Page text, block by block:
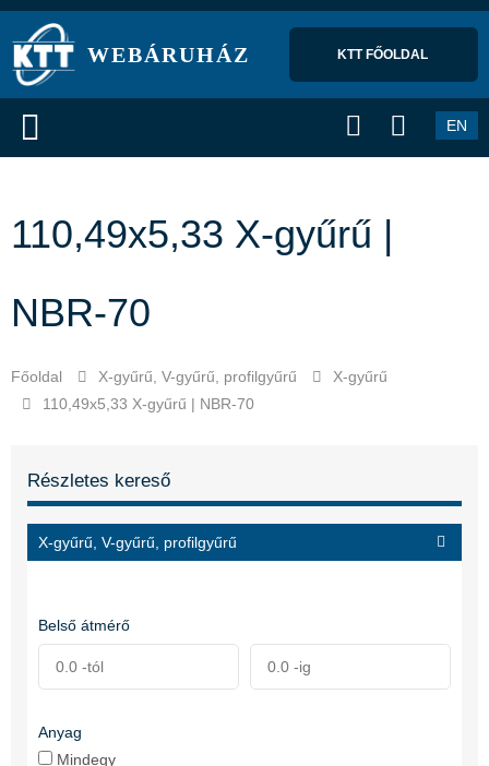
WEBÁRUHÁZ KTT FŐOLDAL
EN
110,49x5,33 X-gyűrű |
NBR-70
Főoldal X-gyűrű, V-gyűrű, profilgyűrű
X-gyűrű
110,49x5,33 X-gyűrű | NBR-70
Részletes kereső
X-gyűrű, V-gyűrű, profilgyűrű
Belső átmérő
Anyag
Mindegy